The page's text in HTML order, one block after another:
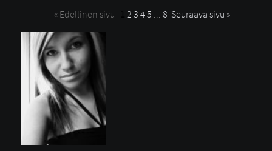
« Edellinen sivu
2 3 45 ... 8 Seuraava sivu »